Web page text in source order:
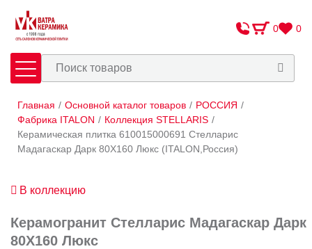
0 0
Плитка Сантехника
Оплата и доставка
Контакты
Главная / Основной каталог товаров / РОССИЯ /
Фабрика ITALON / Коллекция STELLARIS /
Керамическая плитка 610015000691 Стелларис
Мадагаскар Дарк 80X160 Люкс (ITALON,Россия)
В коллекцию
Керамогранит Стелларис Мадагаскар Дарк
80X160 Люкс